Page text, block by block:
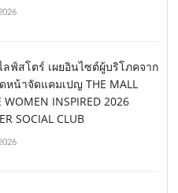
ลฟ์สโตร์ เผยอินไซต์ผู้บริโภคจาก
หน้าจัดแคมเปญ THE MALL
WOMEN INSPIRED 2026
SOCIAL CLUB